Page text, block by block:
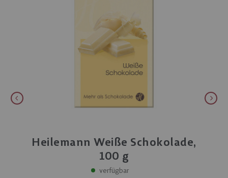
Heilemann Weiße Schokolade,
100 g
verfügbar